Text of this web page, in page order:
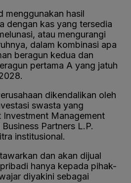
menggunakan hasil
dengan kas yang tersedia
atau mengurangi
dalam kombinasi apa
beragun kedua dan
pertama A yang jatuh
dikendalikan oleh
swasta yang
Investment Management
Partners L.P.
institusional.
dan akan dijual
hanya kepada pihak-
diyakini sebagai